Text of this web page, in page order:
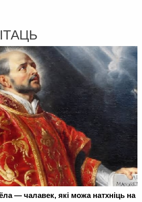
— чалавек, які можа натхніць на